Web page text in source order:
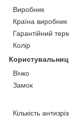
Виробник
Країна виробник
Гарантійний
Колір
Вічко
Замок
Кількість